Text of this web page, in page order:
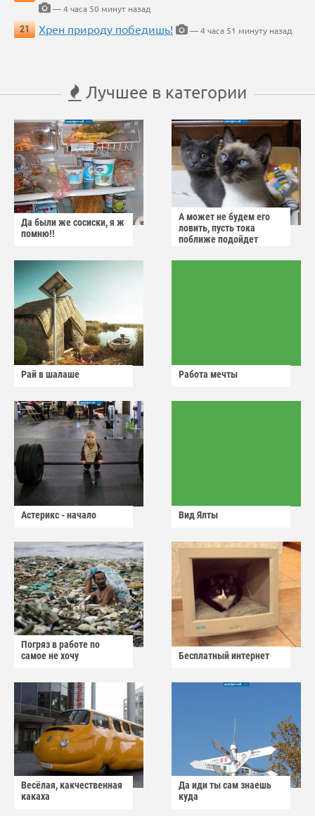
— 4 часа 50 минут назад
21
Хрен природу победишь! — 4 часа 51 минуту назад
Лучшее в категории
Да были же сосиски, я ж
помню!!
А может не будем его
ловить, пусть тока
поближе подойдет
Рай в шалаше Работа мечты
Астерикс - начало Вид Ялты
Погряз в работе по
самое не хочу
Бесплатный интернет
Весёлая, какчественная
какаха
Да иди ты сам знаешь
куда